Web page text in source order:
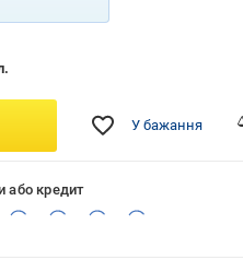
У бажання
або кредит